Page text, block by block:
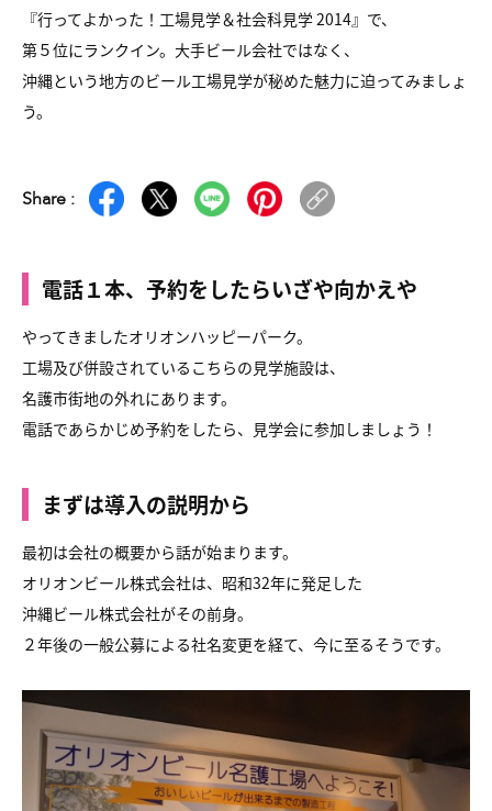
『行ってよかった！工場見学＆社会科見学 2014』で、
第５位にランクイン。大手ビール会社ではなく、
沖縄という地方のビール工場見学が秘めた魅力に迫ってみましょ
う。
Share :
電話１本、予約をしたらいざや向かえや
やってきましたオリオンハッピーパーク。
工場及び併設されているこちらの見学施設は、
名護市街地の外れにあります。
電話であらかじめ予約をしたら、見学会に参加しましょう！
まずは導入の説明から
最初は会社の概要から話が始まります。
オリオンビール株式会社は、昭和32年に発足した
沖縄ビール株式会社がその前身。
２年後の一般公募による社名変更を経て、今に至るそうです。